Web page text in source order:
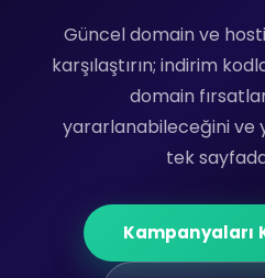
Güncel domain ve
karşılaştırın; indirim
domain
yararlanabileceğini ve
tek
Kampanyaları